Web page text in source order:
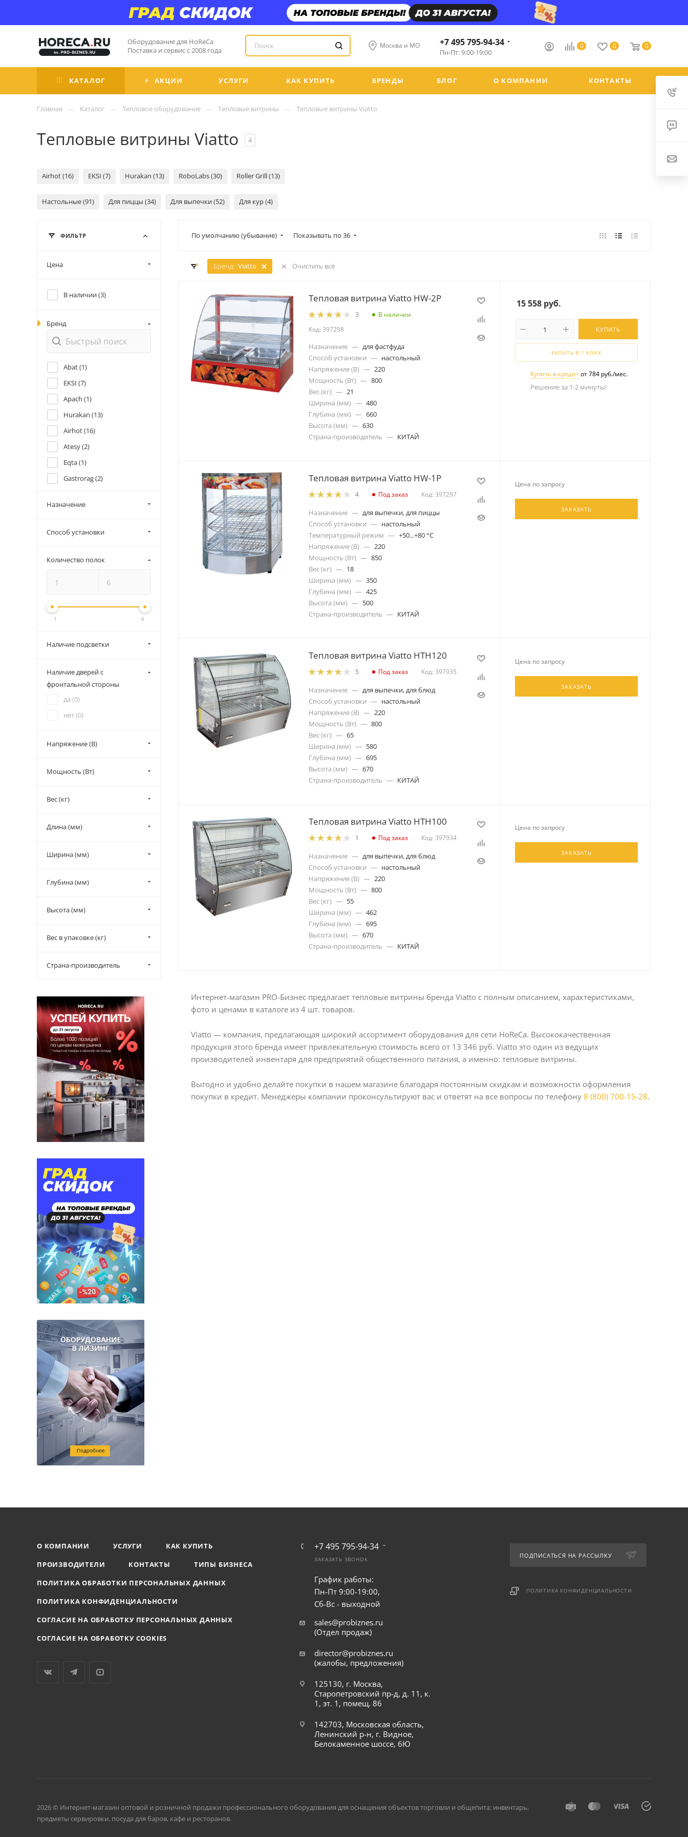
Оборудование для HoReCa
Поставка и сервис с 2008 года
Москва и МО 0 0 0
+7 495 795-94-34
Пн-Пт: 9:00-19:00
КАТАЛОГ АКЦИИ УСЛУГИ КАК КУПИТЬ БРЕНДЫ БЛОГ О КОМПАНИИ КОНТАКТЫ
Главная — Каталог — Тепловое оборудование — Тепловые витрины — Тепловые витрины Viatto
Тепловые витрины Viatto 4
Airhot (16) EKSI (7) Hurakan (13) RoboLabs (30) Roller Grill (13)
Настольные (91) Для пиццы (34) Для выпечки (52) Для кур (4)
По умолчанию (убывание) Показывать по 36
Бренд: Viatto Очистить всё
Тепловая витрина Viatto HW-2P
3
В наличии
Код: 397298
Назначение — для фастфуда
Способ установки — настольный
Напряжение (В) — 220
Мощность (Вт) — 800
Вес (кг) — 21
Ширина (мм) — 480
Глубина (мм) — 660
Высота (мм) — 630
Страна-производитель — КИТАЙ
15 558 руб.
КУПИТЬ
КУПИТЬ В 1 КЛИК
Купить в кредитот 784 руб./мес.
Решение за 1-2 минуты!
Тепловая витрина Viatto HW-1P
4 Под заказ Код: 397297
Назначение — для выпечки, для пиццы
Способ установки — настольный
Температурный режим — +50...+80 °C
Напряжение (В) — 220
Мощность (Вт) — 850
Вес (кг) — 18
Ширина (мм) — 350
Глубина (мм) — 425
Высота (мм) — 500
Страна-производитель — КИТАЙ
Цена по запросу
ЗАКАЗАТЬ
Тепловая витрина Viatto HTH120
5 Под заказ Код: 397935
Назначение — для выпечки, для блюд
Способ установки — настольный
Напряжение (В) — 220
Мощность (Вт) — 800
Вес (кг) — 65
Ширина (мм) — 580
Глубина (мм) — 695
Высота (мм) — 670
Страна-производитель — КИТАЙ
Цена по запросу
ЗАКАЗАТЬ
Тепловая витрина Viatto HTH100
1 Под заказ Код: 397934
Назначение — для выпечки, для блюд
Способ установки — настольный
Напряжение (В) — 220
Мощность (Вт) — 800
Вес (кг) — 55
Ширина (мм) — 462
Глубина (мм) — 695
Высота (мм) — 670
Страна-производитель — КИТАЙ
Цена по запросу
ЗАКАЗАТЬ
Интернет-магазин PRO-Бизнес предлагает тепловые витрины бренда Viatto с полным описанием, характеристиками,
фото и ценами в каталоге из 4 шт. товаров.
Viatto — компания, предлагающая широкий ассортимент оборудования для сети HoReCa. Высококачественная
продукция этого бренда имеет привлекательную стоимость всего от 13 346 руб. Viatto это один из ведущих
производителей инвентаря для предприятий общественного питания, а именно: тепловые витрины.
Выгодно и удобно делайте покупки в нашем магазине благодаря постоянным скидкам и возможности оформления
покупки в кредит. Менеджеры компании проконсультируют вас и ответят на все вопросы по телефону 8 (800) 700-15-28.
ФИЛЬТР
Цена
В наличии (3)
Бренд
Abat (1)
EKSI (7)
Apach (1)
Hurakan (13)
Airhot (16)
Atesy (2)
Eqta (1)
Gastrorag (2)
Kayman (
Roller Grill (13
Starfood (3)
Назначение
Способ установки
Количество полок
1 6
Наличие подсветки
Наличие дверей с
фронтальной стороны
да (0)
нет (0)
Напряжение (В)
Мощность (Вт)
Вес (кг)
Длина (мм)
Ширина (мм)
Глубина (мм)
Высота (мм)
Вес в упаковке (кг)
Страна-производитель
О КОМПАНИИ УСЛУГИ
КАК КУПИТЬ
ПРОИЗВОДИТЕЛИ
КОНТАКТЫ
ТИПЫ БИЗНЕСА
ПОЛИТИКА ОБРАБОТКИ ПЕРСОНАЛЬНЫХ ДАННЫХ
ПОЛИТИКА КОНФИДЕНЦИАЛЬНОСТИ
СОГЛАСИЕ НА ОБРАБОТКУ ПЕРСОНАЛЬНЫХ ДАННЫХ
СОГЛАСИЕ НА ОБРАБОТКУ COOKIES
+7 495 795-94-34
ЗАКАЗАТЬ ЗВОНОК
График работы:
Пн-Пт 9:00-19:00,
Сб-Вс - выходной
sales@probiznes.ru
(Отдел продаж)
director@probiznes.ru
(жалобы, предложения)
125130, г. Москва,
Старопетровский пр-д, д. 11, к.
1, эт. 1, помещ. 86
142703, Московская область,
Ленинский р-н, г. Видное,
Белокаменное шоссе, 6Ю
ПОДПИСАТЬСЯ НА РАССЫЛКУ
ПОЛИТИКА КОНФИДЕНЦИАЛЬНОСТИ
2026 © Интернет-магазин оптовой и розничной продажи профессионального оборудования для оснащения объектов торговли и общепита: инвентарь,
предметы сервировки, посуда для баров, кафе и ресторанов.